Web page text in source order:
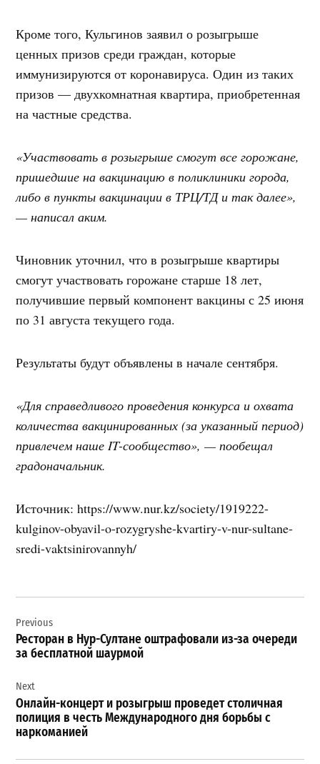
Кроме того, Кульгинов заявил о розыгрыше
ценных призов среди граждан, которые
иммунизируются от коронавируса. Один из таких
призов — двухкомнатная квартира, приобретенная
на частные средства.
«Участвовать в розыгрыше смогут все горожане,
пришедшие на вакцинацию в поликлиники города,
либо в пункты вакцинации в ТРЦ/ТД и так далее»,
— написал аким.
Чиновник уточнил, что в розыгрыше квартиры
смогут участвовать горожане старше 18 лет,
получившие первый компонент вакцины с 25 июня
по 31 августа текущего года.
Результаты будут объявлены в начале сентября.
«Для справедливого проведения конкурса и охвата
количества вакцинированных (за указанный период)
привлечем наше IT-сообщество», — пообещал
градоначальник.
Источник: https://www.nur.kz/society/1919222-
kulginov-obyavil-o-rozygryshe-kvartiry-v-nur-sultane-
sredi-vaktsinirovannyh/
по
записям
Previous
Ресторан в Нур-Султане оштрафовали из-за очереди
за бесплатной шаурмой
Next
Онлайн-концерт и розыгрыш проведет столичная
полиция в честь Международного дня борьбы с
наркоманией